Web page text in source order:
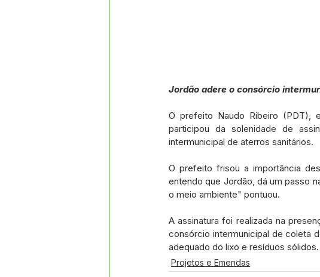
Jordão adere o consórcio
O prefeito Naudo Ribeiro (PDT),
participou da solenidade de
intermunicipal de aterros sanitários.
O prefeito frisou a importância
entendo que Jordão, dá um passo
o meio ambiente" pontuou.
A assinatura foi realizada na
consórcio intermunicipal de coleta
adequado do lixo e resíduos sólidos.
Projetos e Emendas